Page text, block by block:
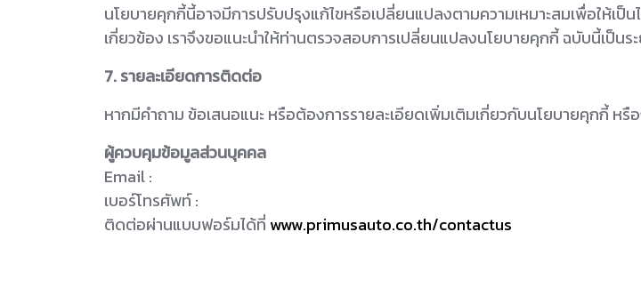
นโยบายคุกกี้นี้อาจมีการปรับปรุงแก้ไขหรือเปลี่ยนแปลงตามความเหมาะสมเพื่อให้
เกี่ยวข้อง เราจึงขอแนะนำให้ท่านตรวจสอบการเปลี่ยนแปลงนโยบายคุกกี้ ฉบับนี้เป็นระ
7. รายละเอียดการติดต่อ
หากมีคำถาม ข้อเสนอแนะ หรือต้องการรายละเอียดเพิ่มเติมเกี่ยวกับนโยบายคุกกี้
ผู้ควบคุมข้อมูลส่วนบุคคล
Email :
เบอร์โทรศัพท์ :
ติดต่อผ่านแบบฟอร์มได้ที่ www.primusauto.co.th/contactus